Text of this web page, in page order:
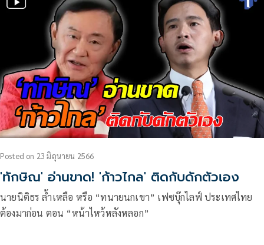
Posted on 23 มิถุนายน 2566
'ทักษิณ' อ่านขาด! 'ก้าวไกล' ติดกับดักตัวเอง
นายนิติธร ล้ำเหลือ หรือ “ทนายนกเขา” เฟซบุ๊กไลฟ์ ประเทศไทย
ต้องมาก่อน ตอน “หน้าไหว้หลังหลอก”